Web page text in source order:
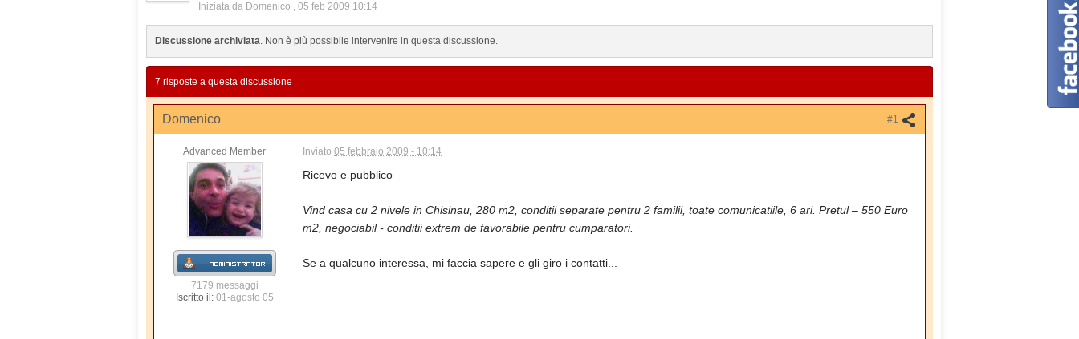
Iniziata da Domenico , 05 feb 2009 10:14
Discussione archiviata. Non è più possibile intervenire in questa discussione.
7 risposte a questa discussione
#1
Domenico
Advanced Member
7179 messaggi
Iscritto il: 01-agosto 05
Inviato 05 febbraio 2009 - 10:14
Ricevo e pubblico
Vind casa cu 2 nivele in Chisinau, 280 m2, conditii separate pentru 2 familii, toate comunicatiile, 6 ari. Pretul – 550 Euro
m2, negociabil - conditii extrem de favorabile pentru cumparatori.
Se a qualcuno interessa, mi faccia sapere e gli giro i contatti...